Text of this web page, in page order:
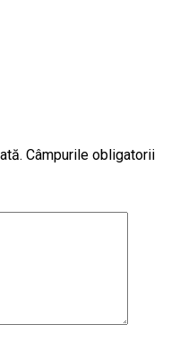
Câmpurile obligatorii